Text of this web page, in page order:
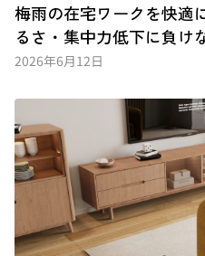
梅雨の在宅ワークを快適
るさ・集中力低下に負け
くり
2026年6月12日